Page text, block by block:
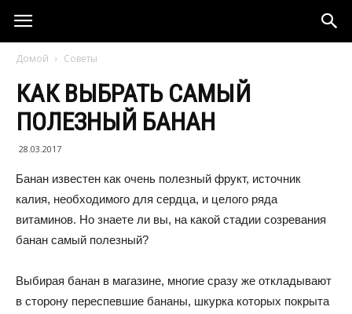
Домой Советы
КАК ВЫБРАТЬ САМЫЙ
ПОЛЕЗНЫЙ БАНАН
28.03.2017
Банан известен как очень полезный фрукт, источник
калия, необходимого для сердца, и целого ряда
витаминов. Но знаете ли вы, на какой стадии созревания
банан самый полезный?
Выбирая банан в магазине, многие сразу же откладывают
в сторону переспевшие бананы, шкурка которых покрыта